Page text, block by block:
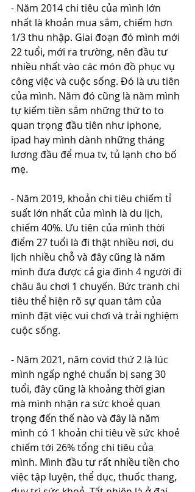
- Năm 2014 chi tiêu của mình lớn
nhất là khoản mua sắm, chiếm hơn
1/3 thu nhập. Giai đoạn đó mình mới
22 tuổi, mới ra trường, nên đầu tư
nhiều nhất vào các món đồ phục vụ
công việc và cuộc sống. Đó là ưu tiên
của mình. Năm đó cũng là năm mình
tự kiếm tiền sắm những thứ to to
quan trọng đầu tiên như iphone,
ipad hay mình dành những tháng
lương đầu để mua tv, tủ lạnh cho bố
mẹ.
- Năm 2019, khoản chi tiêu chiếm tỉ
suất lớn nhất của mình là du lịch,
chiếm 40%. Ưu tiên của mình thời
điểm 27 tuổi là đi thật nhiều nơi, du
lịch nhiều chỗ và đây cũng là năm
mình đưa được cả gia đình 4 người đi
châu âu chơi 1 chuyến. Bức tranh chi
tiêu thể hiện rõ sự quan tâm của
mình đặt việc vui chơi và trải nghiệm
cuộc sống.
- Năm 2021, năm covid thứ 2 là lúc
mình ngấp nghé chuẩn bị sang 30
tuổi, đây cũng là khoảng thời gian
mà mình nhận ra sức khoẻ quan
trọng đến thế nào và đây là năm
mình có 1 khoản chi tiêu về sức khoẻ
chiếm tới 26% tổng chi tiêu của
mình. Mình đầu tư rất nhiều tiền cho
việc tập luyện, thể dục, thuốc thang,